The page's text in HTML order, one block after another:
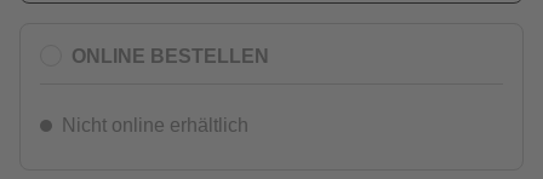
ONLINE BESTELLEN
Nicht online erhältlich